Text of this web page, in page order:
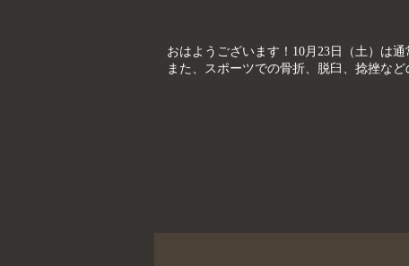
おはようございます！10月23日（土）は
また、スポーツでの骨折、脱臼、捻挫な